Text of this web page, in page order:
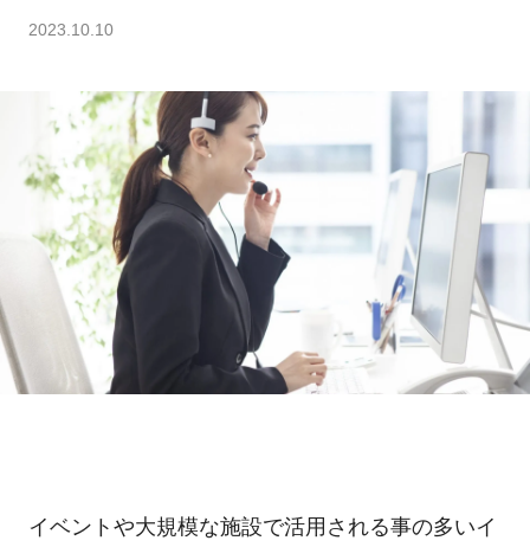
業種別ソリューション
小売
介護
建設・土木
ホテル・旅館
事例
料金プラン
アプリ料金
デバイス料金
TIPS
よくある質問
2023.10.10
イベントや大規模な施設で活用される事の多いイ